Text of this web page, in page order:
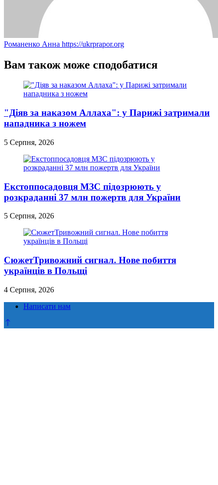
Романенко Анна https://ukrprapor.org
Вам також може сподобатися
"Діяв за наказом Аллаха": у Парижі затримали
нападника з ножем
5 Серпня, 2026
Екстоппосадовця МЗС підозрюють у
розкраданні 37 млн пожертв для України
5 Серпня, 2026
СюжетТривожний сигнал. Нове побиття
українців в Польщі
4 Серпня, 2026
Написати нам
Прокрутка
до